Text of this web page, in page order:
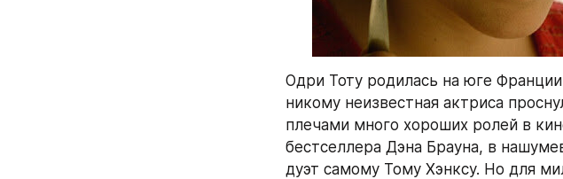
Одри Тоту родилась на юге
никому неизвестная актриса
плечами много хороших ролей в
бестселлера Дэна Брауна, в
дуэт самому Тому Хэнксу. Но для